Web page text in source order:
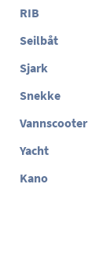
RIB
Seilbåt
Sjark
Snekke
Vannscooter
Yacht
Kano